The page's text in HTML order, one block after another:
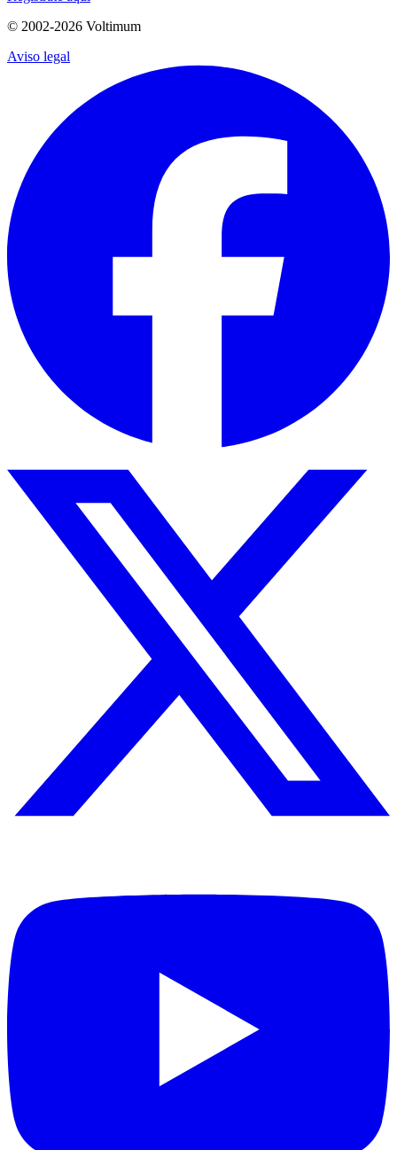
© 2002-2026 Voltimum
Aviso legal